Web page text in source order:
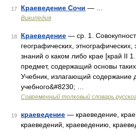
17 Краеведение Сочи — …
Википедия
18 Краеведение — ср. 1.
географических, этнографических,
знаний о каком либо крае [край II
предмет, содержащий основы таких
Учебник, излагающий содержание
учебного&#8230; …
Современный толковый словарь
19 краеведение — краеведение,
краеведений, краеведению,